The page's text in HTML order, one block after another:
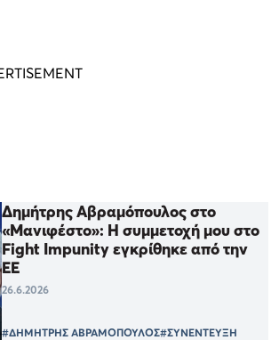
Δημήτρης Αβραμόπουλος στο
«Μανιφέστο»: Η συμμετοχή μου στο
Fight Impunity εγκρίθηκε από την
ΕΕ
26.6.2026
#ΔΗΜΗΤΡΗΣ ΑΒΡΑΜΟΠΟΥΛΟΣ#ΣΥΝΕΝΤΕΥΞΗ